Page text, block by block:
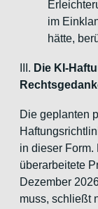
im
hätte,
III. Die KI-
Die geplanten
in dieser
überarbeitete
Dezember
muss, schließt